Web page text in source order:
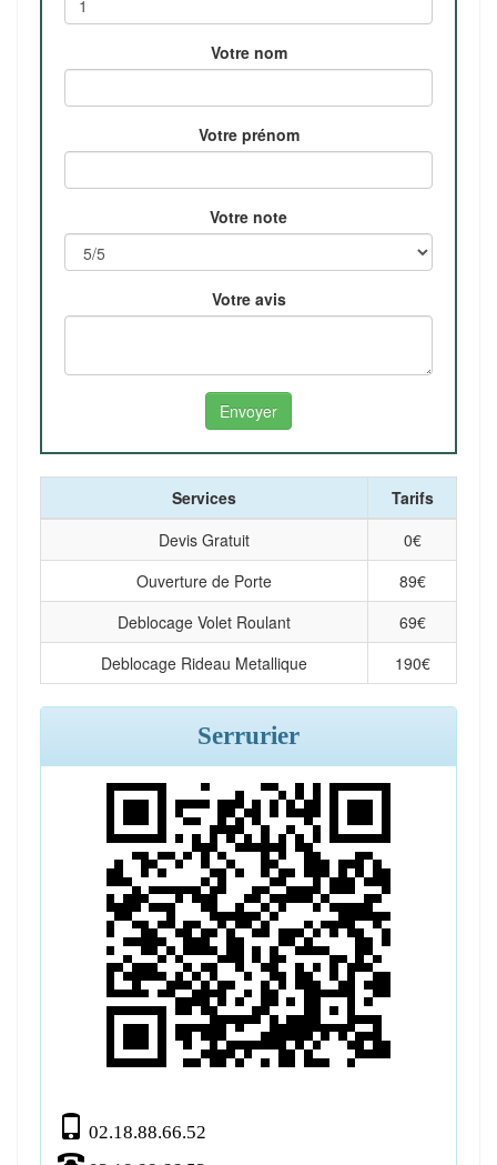
Votre nom
Votre prénom
Votre note
Votre avis
Services
Tarifs
Devis Gratuit
0€
Ouverture de Porte
89€
Deblocage Volet Roulant
69€
Deblocage Rideau Metallique
190€
Serrurier
02.18.88.66.52